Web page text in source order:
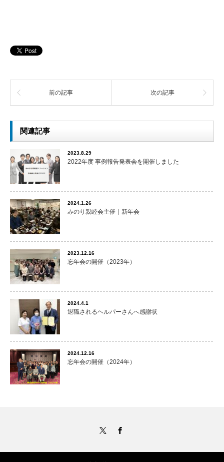
前の記事 次の記事
関連記事
2023.8.29
2022年度 事例報告発表会を開催しました
2024.1.26
みのり親睦会主催｜新年会
2023.12.16
忘年会の開催（2023年）
2024.4.1
退職されるヘルパーさんへ感謝状
2024.12.16
忘年会の開催（2024年）